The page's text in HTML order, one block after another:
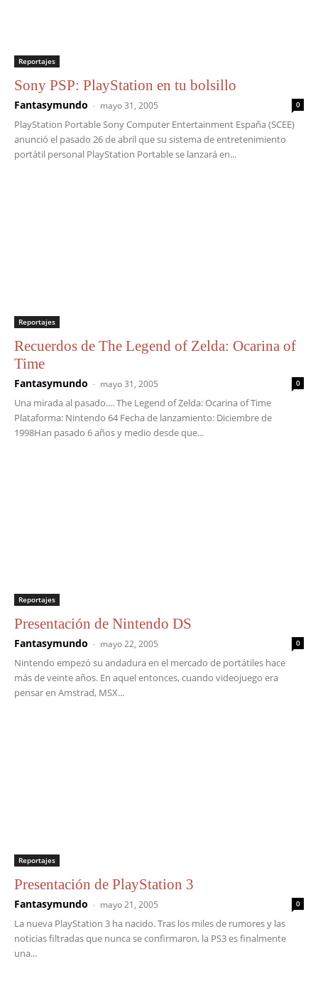
Reportajes
Sony PSP: PlayStation en tu bolsillo
Fantasymundo - mayo 31, 2005 0
PlayStation Portable Sony Computer Entertainment España (SCEE)
anunció el pasado 26 de abril que su sistema de entretenimiento
portátil personal PlayStation Portable se lanzará en...
Reportajes
Recuerdos de The Legend of Zelda: Ocarina of
Time
Fantasymundo - mayo 31, 2005 0
Una mirada al pasado.... The Legend of Zelda: Ocarina of Time
Plataforma: Nintendo 64 Fecha de lanzamiento: Diciembre de
1998Han pasado 6 años y medio desde que...
Reportajes
Presentación de Nintendo DS
Fantasymundo - mayo 22, 2005 0
Nintendo empezó su andadura en el mercado de portátiles hace
más de veinte años. En aquel entonces, cuando videojuego era
pensar en Amstrad, MSX...
Reportajes
Presentación de PlayStation 3
Fantasymundo - mayo 21, 2005 0
La nueva PlayStation 3 ha nacido. Tras los miles de rumores y las
noticias filtradas que nunca se confirmaron, la PS3 es finalmente
una...